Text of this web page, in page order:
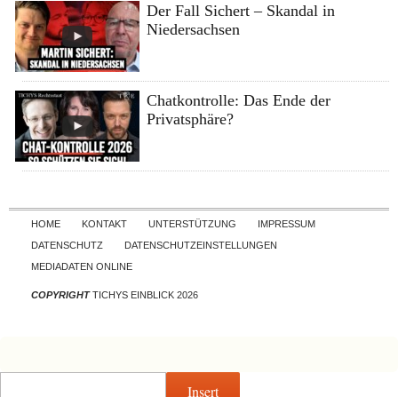
Der Fall Sichert – Skandal in
Niedersachsen
Chatkontrolle: Das Ende der
Privatsphäre?
Skip to content
HOME KONTAKT UNTERSTÜTZUNG
IMPRESSUM
DATENSCHUTZ
DATENSCHUTZEINSTELLUNGEN
MEDIADATEN ONLINE
COPYRIGHTTICHYS EINBLICK 2026
Insert